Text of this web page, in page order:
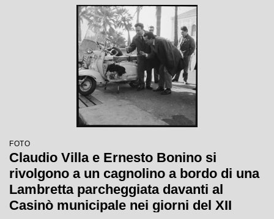
FOTO
Claudio Villa e Ernesto Bonino si
rivolgono a un cagnolino a bordo di una
Lambretta parcheggiata davanti al
Casinò municipale nei giorni del XII